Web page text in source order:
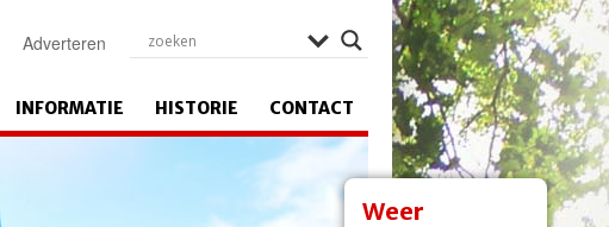
Weer
Adverteren
INFORMATIE HISTORIE CONTACT